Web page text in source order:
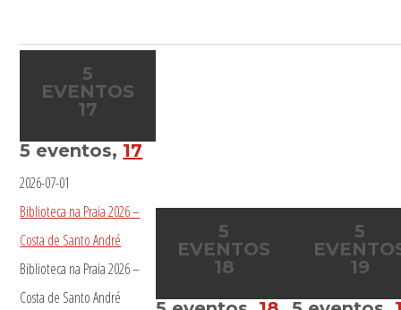
5
EVENTOS
17
5 eventos, 17
2026-07-01
Biblioteca na Praia 2026 –
Costa de Santo André
Biblioteca na Praia 2026 –
Costa de Santo André
5
EVENTOS
18
5
19